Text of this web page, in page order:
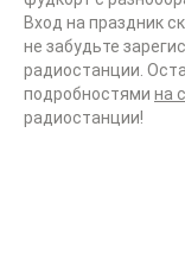
Вход на праздник
не забудьте
радиостанции.
подробностями на
радиостанции!